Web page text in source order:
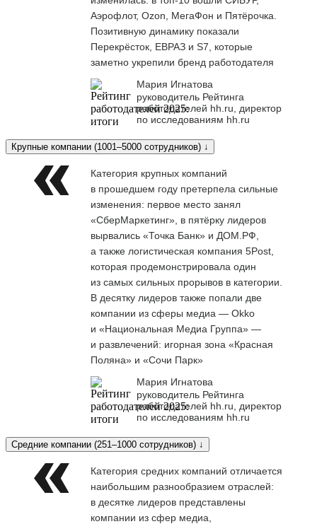
Аэрофлот, Ozon, МегаФон и Пятёрочка.
Позитивную динамику показали
Перекрёсток, ЕВРАЗ и S7, которые
заметно укрепили бренд работодателя
Мария Игнатова
руководитель Рейтинга
работодателей hh.ru, директор
по исследованиям hh.ru
Крупные компании (1001–5000 сотрудников) ↓
Категория крупных компаний
в прошедшем году претерпела сильные
изменения: первое место занял
«СберМаркетинг», в пятёрку лидеров
вырвались «Точка Банк» и ДОМ.РФ,
а также логистическая компания 5Post,
которая продемонстрировала один
из самых сильных прорывов в категории.
В десятку лидеров также попали две
компании из сферы медиа — Okko
и «Национальная Медиа Группа» —
и развлечений: игорная зона «Красная
Поляна» и «Сочи Парк»
Мария Игнатова
руководитель Рейтинга
работодателей hh.ru, директор
по исследованиям hh.ru
Средние компании (251–1000 сотрудников) ↓
Категория средних компаний отличается
наибольшим разнообразием отраслей:
в десятке лидеров представлены
компании из сфер медиа,